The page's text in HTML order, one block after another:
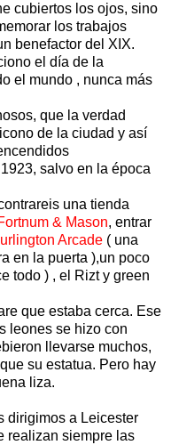
cubiertos los ojos, sino
los trabajos
benefactor del XIX.
el día de la
el mundo , nunca más
que la verdad
de la ciudad y así
salvo en la época
una tienda
& Mason, entrar
Arcade ( una
en la puerta ),un poco
todo ) , el Rizt y green
que estaba cerca. Ese
leones se hizo con
llevarse muchos,
su estatua. Pero hay
liza.
a Leicester
realizan siempre las